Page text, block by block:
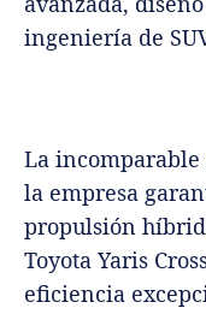
ingeniería de
La
la empresa
propulsión
Toyota Yaris
eficiencia